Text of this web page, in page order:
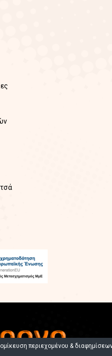
περιεχομένου &